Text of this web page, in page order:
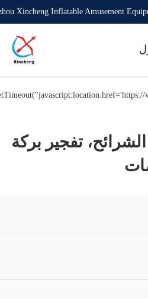
Xincheng Inflatable Amusement
تفجير بركة